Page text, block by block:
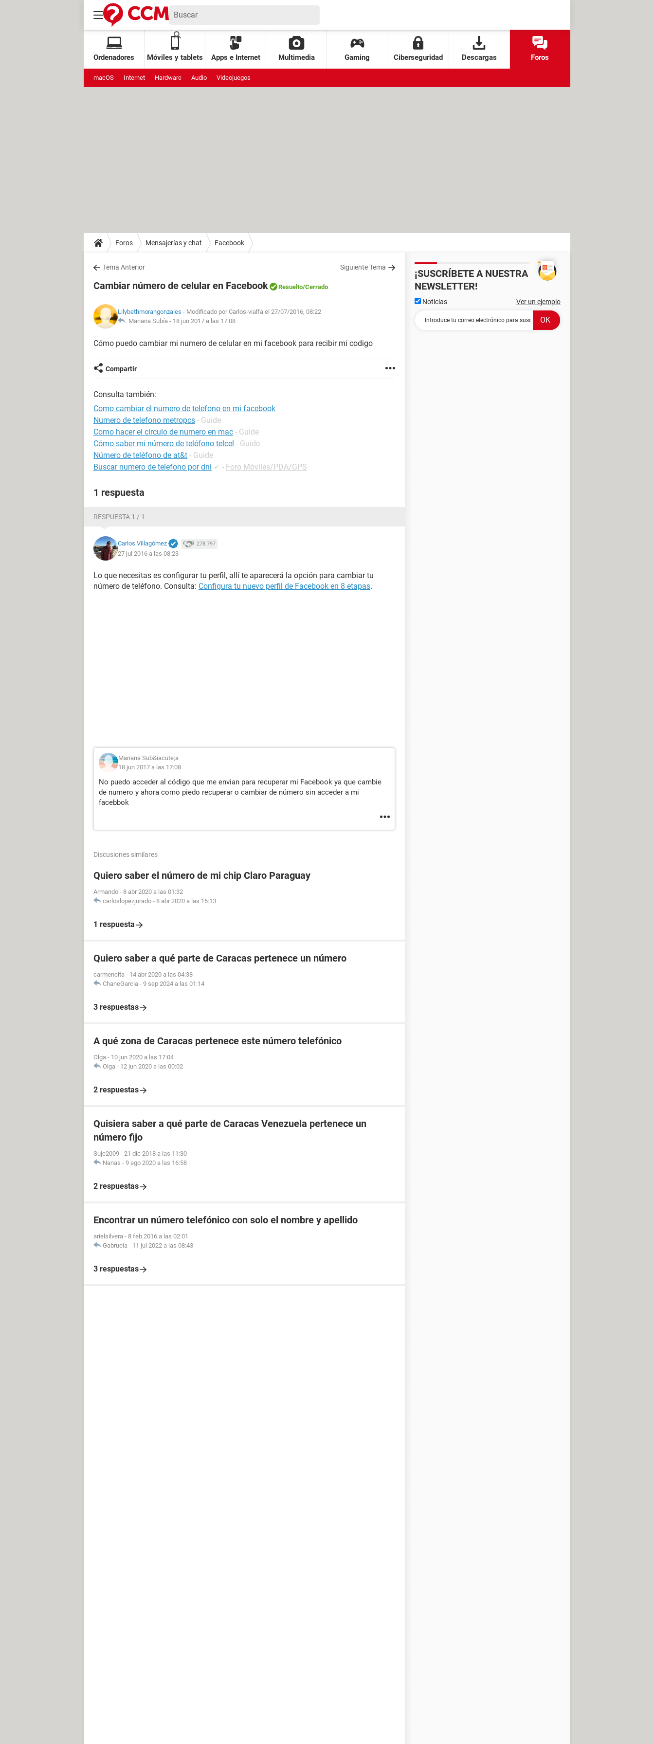
Ordenadores Móviles y tablets Apps e Internet Multimedia Gaming Ciberseguridad Descargas Foros
macOS Internet Hardware Audio Videojuegos
Foros Mensajerías y chat Facebook
Tema Anterior Siguiente Tema
Cambiar número de celular en Facebook Resuelto/Cerrado
Lilybethmorangonzales - Modificado por Carlos-vialfa el 27/07/2016, 08:22
Mariana Subía - 18 jun 2017 a las 17:08
Cómo puedo cambiar mi numero de celular en mi facebook para recibir mi codigo
Compartir
Consulta también:
Como cambiar el numero de telefono en mi facebook
Numero de telefono metropcs - Guide
Como hacer el circulo de numero en mac - Guide
Cómo saber mi número de teléfono telcel - Guide
Número de teléfono de at&t - Guide
Buscar numero de telefono por dni ✓ - Foro Móviles/PDA/GPS
1 respuesta
RESPUESTA 1 / 1
Carlos Villagómez 278.797
27 jul 2016 a las 08:23
Lo que necesitas es configurar tu perfil, allí te aparecerá la opción para cambiar tu
número de teléfono. Consulta: Configura tu nuevo perfil de Facebook en 8 etapas.
Mariana Sub&iacute;a
18 jun 2017 a las 17:08
No puedo acceder al código que me envian para recuperar mi Facebook ya que cambie
de numero y ahora como piedo recuperar o cambiar de número sin acceder a mi
facebbok
Discusiones similares
Quiero saber el número de mi chip Claro Paraguay
Armando - 8 abr 2020 a las 01:32
carloslopezjurado - 8 abr 2020 a las 16:13
1 respuesta
Quiero saber a qué parte de Caracas pertenece un número
carmencita - 14 abr 2020 a las 04:38
ChaneGarcia - 9 sep 2024 a las 01:14
3 respuestas
A qué zona de Caracas pertenece este número telefónico
Olga - 10 jun 2020 a las 17:04
Olga - 12 jun 2020 a las 00:02
2 respuestas
Quisiera saber a qué parte de Caracas Venezuela pertenece un
número fijo
Suje2009 - 21 dic 2018 a las 11:30
Nanas - 9 ago 2020 a las 16:58
2 respuestas
Encontrar un número telefónico con solo el nombre y apellido
arielsilvera - 8 feb 2016 a las 02:01
Gabruela - 11 jul 2022 a las 08:43
3 respuestas
¡SUSCRÍBETE A NUESTRA
NEWSLETTER!
Noticias Ver un ejemplo